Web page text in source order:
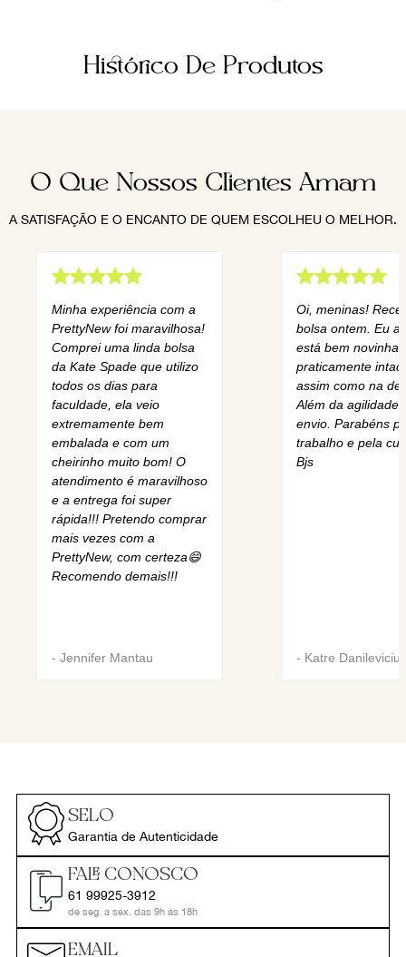
Histórico De Produtos
O Que Nossos Clientes Amam
A SATISFAÇÃO E O ENCANTO DE QUEM ESCOLHEU O MELHOR.
Minha experiência com a
PrettyNew foi maravilhosa!
Comprei uma linda bolsa
da Kate Spade que utilizo
todos os dias para
faculdade, ela veio
extremamente bem
embalada e com um
cheirinho muito bom! O
atendimento é maravilhoso
e a entrega foi super
rápida!!! Pretendo comprar
mais vezes com a
PrettyNew, com certeza😄
Recomendo demais!!!
- Jennifer Mantau
Oi, meninas!
bolsa ontem. Eu
está bem novinha,
praticamente
assim como na
Além da agilidade
envio. Parabéns
trabalho e pela
Bjs
- Katre Danilevicius
SELO
Garantia de Autenticidade
FALE CONOSCO
61 99925-3912
de seg. a sex. das 9h às 18h
EMAIL